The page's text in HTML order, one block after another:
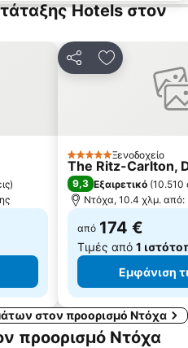
Hotels στον
)
ΚοινοποίησηΠροσθήκη
5 ΑστέριαΞενοδοχείο
The Ritz-Carlton,
9,3 Εξαιρετικό (10.510
Ντόχα, 10.4 χλμ. από:
από 174 €
Τιμές από 1
Εμφάνιση
στον προορισμό Ντόχα
προορισμό Ντόχα